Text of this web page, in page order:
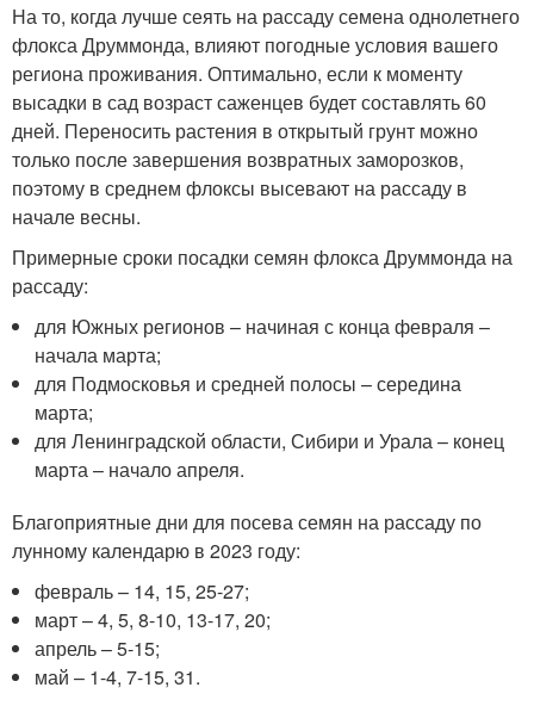
На то, когда лучше сеять на рассаду семена однолетнего
флокса Друммонда, влияют погодные условия вашего
региона проживания. Оптимально, если к моменту
высадки в сад возраст саженцев будет составлять 60
дней. Переносить растения в открытый грунт можно
только после завершения возвратных заморозков,
поэтому в среднем флоксы высевают на рассаду в
начале весны.
Примерные сроки посадки семян флокса Друммонда на
рассаду:
для Южных регионов – начиная с конца февраля –
начала марта;
для Подмосковья и средней полосы – середина
марта;
для Ленинградской области, Сибири и Урала – конец
марта – начало апреля.
Благоприятные дни для посева семян на рассаду по
лунному календарю в 2023 году:
февраль – 14, 15, 25-27;
март – 4, 5, 8-10, 13-17, 20;
апрель – 5-15;
май – 1-4, 7-15, 31.